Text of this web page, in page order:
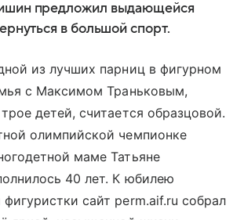
предложил выдающейся
в большой спорт.
из лучших парниц в фигурном
с Максимом Траньковым,
детей, считается образцовой.
олимпийской чемпионке
маме Татьяне
40 лет. К юбилею
фигуристки сайт perm.aif.ru собрал